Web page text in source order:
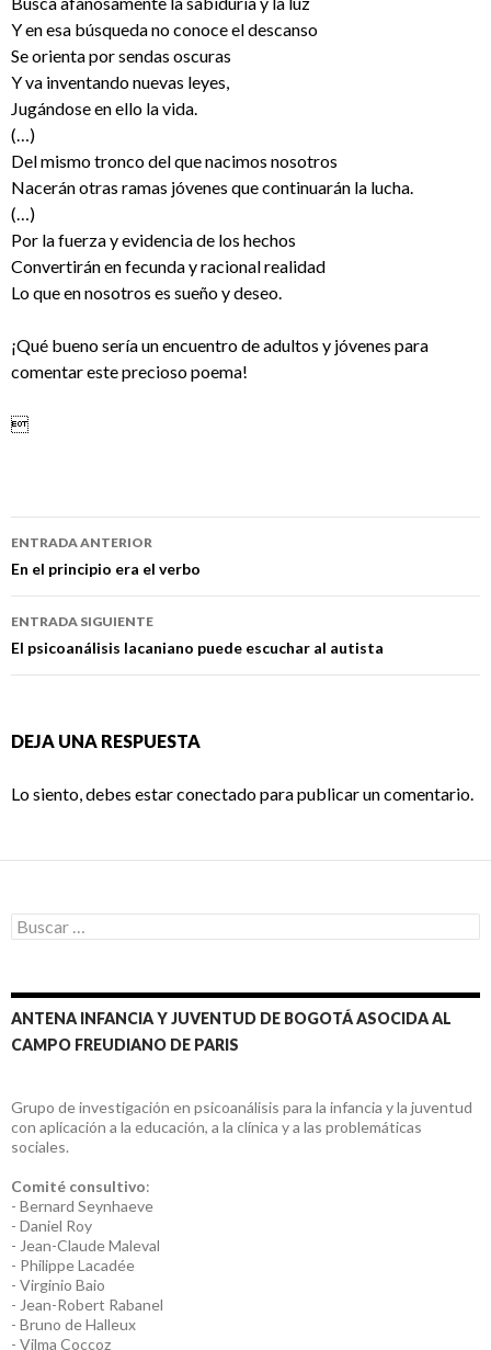
Y en esa búsqueda no conoce el descanso
Se orienta por sendas oscuras
Y va inventando nuevas leyes,
Jugándose en ello la vida.
(…)
Del mismo tronco del que nacimos nosotros
Nacerán otras ramas jóvenes que continuarán la lucha.
(…)
Por la fuerza y evidencia de los hechos
Convertirán en fecunda y racional realidad
Lo que en nosotros es sueño y deseo.
¡Qué bueno sería un encuentro de adultos y jóvenes para
comentar este precioso poema!

Navegación
de
entradas
ENTRADA ANTERIOR
En el principio era el verbo
ENTRADA SIGUIENTE
El psicoanálisis lacaniano puede escuchar al autista
DEJA UNA RESPUESTA
Lo siento, debes estarconectadopara publicar un comentario.
Buscar:
ANTENA INFANCIA Y JUVENTUD DE BOGOTÁ ASOCIDA AL
CAMPO FREUDIANO DE PARIS
Grupo de investigación en psicoanálisis para la infancia y la juventud
con aplicación a la educación, a la clínica y a las problemáticas
sociales.
Comité consultivo:
- Bernard Seynhaeve
- Daniel Roy
- Jean-Claude Maleval
- Philippe Lacadée
- Virginio Baio
- Jean-Robert Rabanel
- Bruno de Halleux
- Vilma Coccoz